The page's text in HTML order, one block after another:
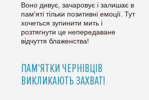
Воно дивує, зачаровує і залишає в
пам'яті тільки позитивні емоції. Тут
хочеться зупинити мить і
розтягнути це непередаване
відчуття блаженства!
ПАМ'ЯТКИ ЧЕРНІВЦІВ
ВИКЛИКАЮТЬ ЗАХВАТ!